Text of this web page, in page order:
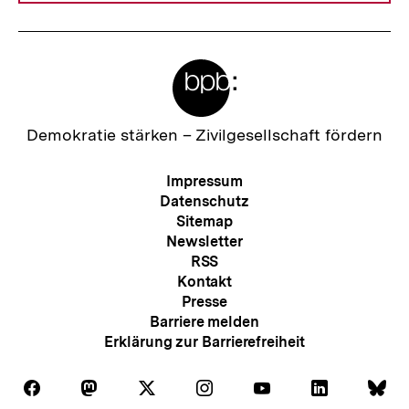
Zur
Demokratie stärken – Zivilgesellschaft fördern
Meta-
Navigation
Impressum
Datenschutz
Sitemap
Newsletter
RSS
Kontakt
Presse
Barriere melden
Erklärung zur Barrierefreiheit
Folgen
Auf
Folgen Folgen Folgen
Auf
Folgen Folgen